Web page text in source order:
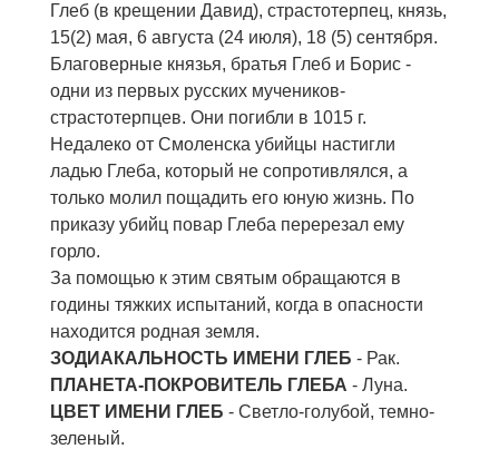
Глеб (в крещении Давид), страстотерпец, князь,
15(2) мая, 6 августа (24 июля), 18 (5) сентября.
Благоверные князья, братья Глеб и Борис -
одни из первых русских мучеников-
страстотерпцев. Они погибли в 1015 г.
Недалеко от Смоленска убийцы настигли
ладью Глеба, который не сопротивлялся, а
только молил пощадить его юную жизнь. По
приказу убийц повар Глеба перерезал ему
горло.
За помощью к этим святым обращаются в
годины тяжких испытаний, когда в опасности
находится родная земля.
ЗОДИАКАЛЬНОСТЬ ИМЕНИ ГЛЕБ - Рак.
ПЛАНЕТА-ПОКРОВИТЕЛЬ ГЛЕБА - Луна.
ЦВЕТ ИМЕНИ ГЛЕБ - Светло-голубой, темно-
зеленый.